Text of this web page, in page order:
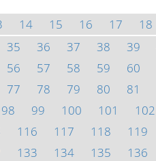
14 15 16 17 18
35 36 37 38 39
56 57 58 59 60
77 78 79 80 81
98 99 100 101 102
116 117 118 119
133 134 135 136